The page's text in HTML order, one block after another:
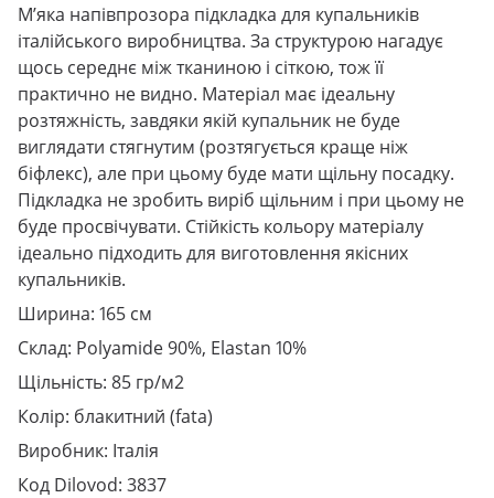
М’яка напівпрозора підкладка для купальників
італійського виробництва. За структурою нагадує
щось середнє між тканиною і сіткою, тож її
практично не видно. Матеріал має ідеальну
розтяжність, завдяки якій купальник не буде
виглядати стягнутим (розтягується краще ніж
біфлекс), але при цьому буде мати щільну посадку.
Підкладка не зробить виріб щільним і при цьому не
буде просвічувати. Стійкість кольору матеріалу
ідеально підходить для виготовлення якісних
купальників.
Ширина: 165 см
Склад: Polyamide 90%, Elastan 10%
Щільність: 85 гр/м2
Колір: блакитний (fata)
Виробник: Італія
Код Dilovod: 3837